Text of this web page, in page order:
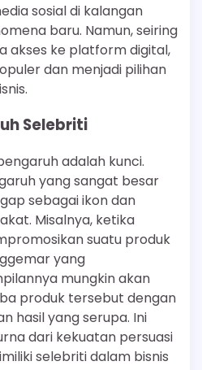
sosial di kalangan
baru. Namun, seiring
akses ke platform digital,
dan menjadi pilihan
Selebriti
adalah kunci.
yang sangat besar
sebagai ikon dan
Misalnya, ketika
suatu produk
yang
mungkin akan
produk tersebut dengan
hasil yang serupa. Ini
dari kekuatan persuasi
selebriti dalam bisnis